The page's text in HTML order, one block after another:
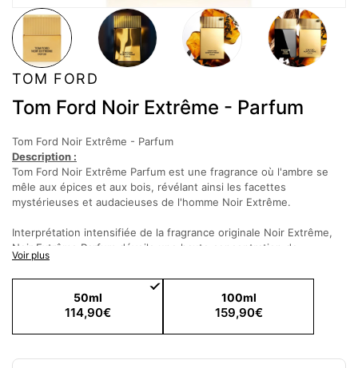
TOM FORD
Tom Ford Noir Extrême - Parfum
Tom Ford Noir Extrême - Parfum
Description :
Tom Ford Noir Extrême Parfum est une fragrance où l'ambre se
mêle aux épices et aux bois, révélant ainsi les facettes
mystérieuses et audacieuses de l'homme Noir Extrême.
Interprétation intensifiée de la fragrance originale Noir Extrême,
Noir Extrême Parfum dévoile une haute concentration de
cardamome, dont la facette épicée est ici enveloppée par la
chaleur du gingembre Shimoga et par la sensualité enivrante de la
fève tonka et du bois de gaïac.
« NOIR EXTREME PARFUM exprime la dualité spectaculaire de
l'homme raffiné. » TOM FORD
Voir plus
50ml
114,90€
100ml
159,90€